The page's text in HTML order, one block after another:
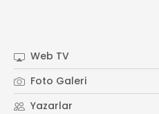
Web TV
Foto Galeri
Yazarlar